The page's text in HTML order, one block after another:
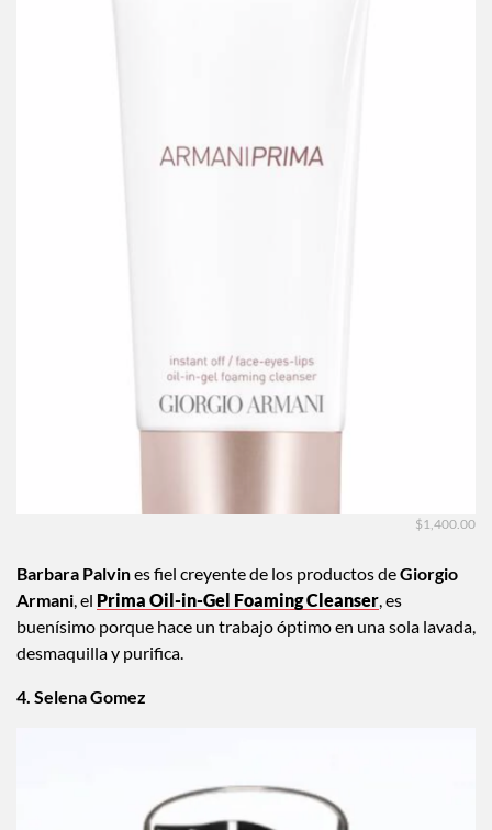
$1,400.00
Barbara Palvines fiel creyente de los productos deGiorgio
Armani , el Prima Oil-in-Gel Foaming Cleanser , es
buenísimo porque hace un trabajo óptimo en una sola lavada,
desmaquilla y purifica.
4. Selena Gomez